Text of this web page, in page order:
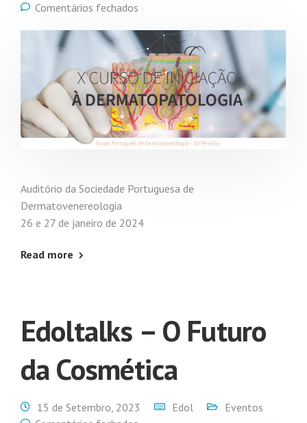
Comentários fechados
Auditório da Sociedade Portuguesa de
Dermatovenereologia
26 e 27 de janeiro de 2024
Read more
Edoltalks – O Futuro
da Cosmética
15 de Setembro, 2023 Edol
Eventos